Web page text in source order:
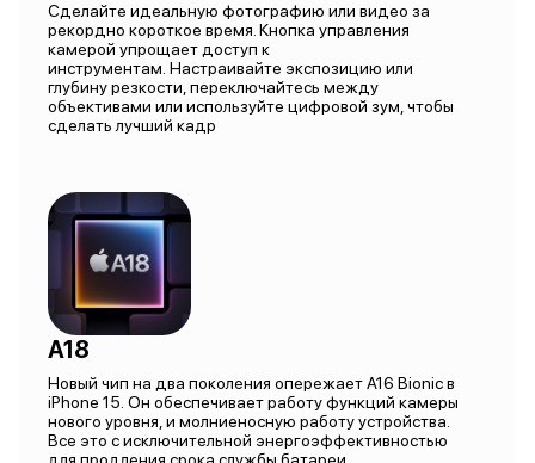
Сделайте идеальную фотографию или видео за
рекордно короткое время. Кнопка управления
камерой упрощает доступ к
инструментам. Настраивайте экспозицию или
глубину резкости, переключайтесь между
объективами или используйте цифровой зум, чтобы
сделать лучший кадр
A18
Новый чип на два поколения опережает A16 Bionic в
iPhone 15. Он обеспечивает работу функций камеры
нового уровня, и молниеносную работу устройства.
Все это с исключительной энергоэффективностью